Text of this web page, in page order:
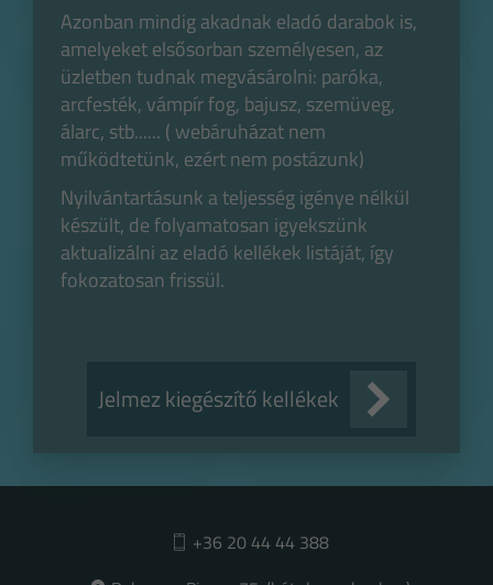
Azonban mindig akadnak eladó darabok is,
amelyeket elsősorban személyesen, az
üzletben tudnak megvásárolni: paróka,
arcfesték, vámpír fog, bajusz, szemüveg,
álarc, stb...... ( webáruházat nem
működtetünk, ezért nem postázunk)
Nyilvántartásunk a teljesség igénye nélkül
készült, de folyamatosan igyekszünk
aktualizálni az eladó kellékek listáját, így
fokozatosan frissül.
Jelmez kiegészítő kellékek
+36 20 44 44 388